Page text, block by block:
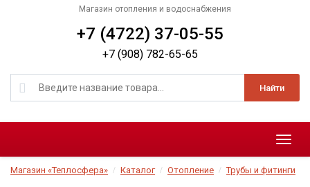
Магазин отопления и водоснабжения
Найти
+7 (4722) 37-05-55
+7 (908) 782-65-65
Меню
Магазин «Теплосфера» Каталог Отопление Трубы и фитинги